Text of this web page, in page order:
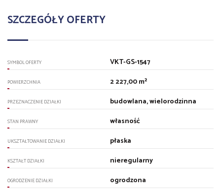
SZCZEGÓŁY OFERTY
SYMBOL OFERTY VKT-GS-1547
POWIERZCHNIA 2 227,00 m²
PRZEZNACZENIE DZIAŁKI budowlana, wielorodzinna
STAN PRAWNY własność
UKSZTAŁTOWANIE DZIAŁKI płaska
KSZTAŁT DZIAŁKI nieregularny
OGRODZENIE DZIAŁKI ogrodzona